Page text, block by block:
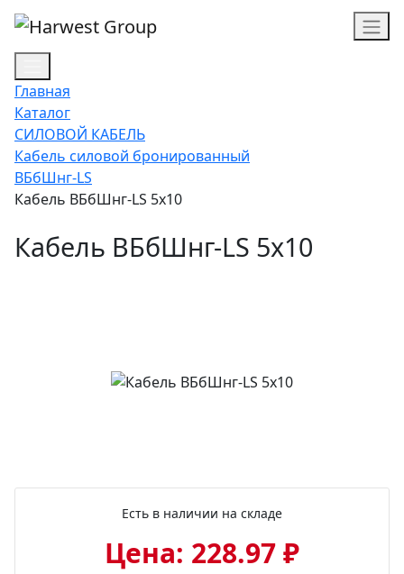
Главная
Каталог
СИЛОВОЙ КАБЕЛЬ
Кабель силовой бронированный
ВБбШнг-LS
Кабель ВБбШнг-LS 5х10
Кабель ВБбШнг-LS 5х10
Есть в наличии на складе
Цена: 228.97 ₽